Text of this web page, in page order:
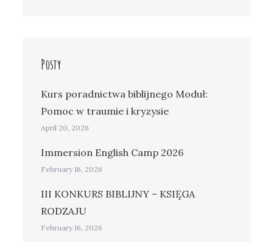
Posty
Kurs poradnictwa biblijnego Moduł:
Pomoc w traumie i kryzysie
April 20, 2026
Immersion English Camp 2026
February 16, 2026
III KONKURS BIBLIJNY – KSIĘGA
RODZAJU
February 16, 2026